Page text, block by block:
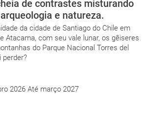
de contrastes misturando
e natureza.
da cidade de Santiago do Chile em
Atacama, com seu vale lunar, os gêiseres
do Parque Nacional Torres del
perder?
2026 Até março 2027